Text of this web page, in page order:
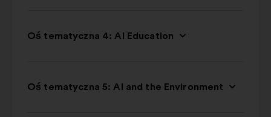
Oś tematyczna 4: AI Education
Oś tematyczna 5: AI and the Environment